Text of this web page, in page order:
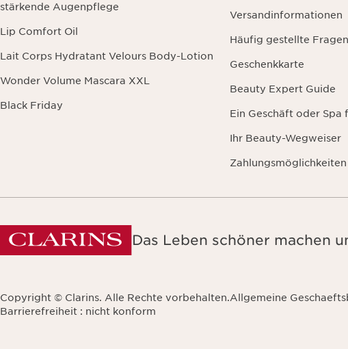
stärkende Augenpflege
Lip Comfort Oil
Lait Corps Hydratant Velours Body-Lotion
Wonder Volume Mascara XXL
Black Friday
Versandinformationen
Häufig gestellte Fragen
Geschenkkarte
Beauty Expert Guide
Ein Geschäft oder Spa
Ihr Beauty-Wegweiser
Zahlungsmöglichkeiten
Das Leben schöner machen
Copyright © Clarins. Alle Rechte vorbehalten.Allgemeine
Barrierefreiheit : nicht konform